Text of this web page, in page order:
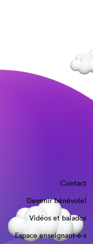
Contact
Devenir bénévole!
Vidéos et balados
Espace enseignant·e⋅s